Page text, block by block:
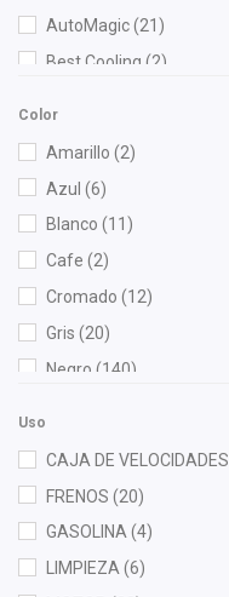
AutoMagic(21)
Best Cooling (2)
Dai(9)
DEPO(4)
Diforza(22)
Flotamex (1)
Color
Amarillo (2)
Azul (6)
Blanco (11)
Cafe (2)
Cromado (12)
Gris (20)
Negro (140)
Uso
CAJA DE VELOCIDADES
FRENOS (20)
GASOLINA(4)
LIMPIEZA (6)